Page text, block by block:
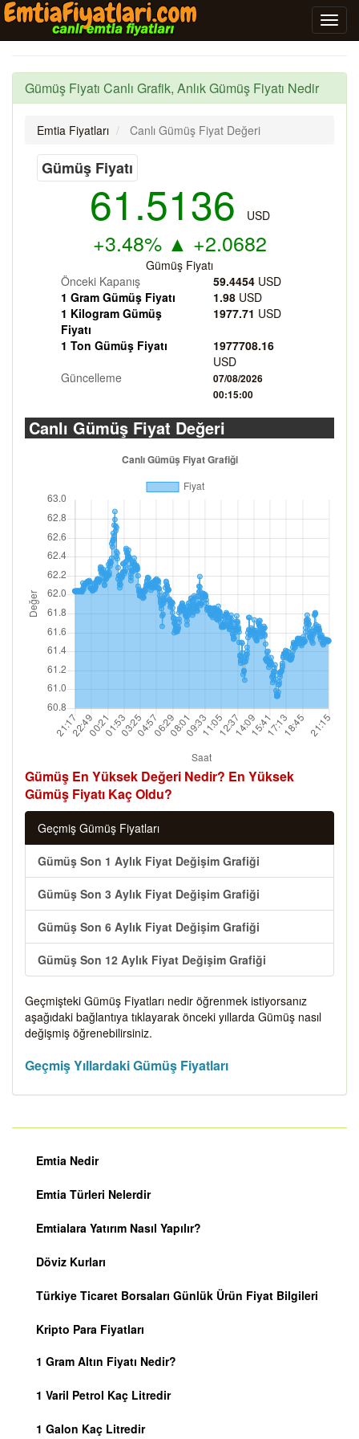
Gümüş Fiyatı Canlı Grafik, Anlık Gümüş Fiyatı Nedir
Emtia Fiyatları Canlı Gümüş Fiyat Değeri
Gümüş Fiyatı
61.5136 USD
+3.48% ▲ +2.0682
Gümüş Fiyatı
Önceki Kapanış
59.4454 USD
1 Gram Gümüş Fiyatı
1.98 USD
1 Kilogram Gümüş
Fiyatı
1977.71 USD
1 Ton Gümüş Fiyatı
1977708.16
USD
Güncelleme
07/08/2026
00:15:00
Canlı Gümüş Fiyat Değeri
Gümüş En Yüksek Değeri Nedir? En Yüksek
Gümüş Fiyatı Kaç Oldu?
Geçmiş Gümüş Fiyatları
Gümüş Son 1 Aylık Fiyat Değişim Grafiği
Gümüş Son 3 Aylık Fiyat Değişim Grafiği
Gümüş Son 6 Aylık Fiyat Değişim Grafiği
Gümüş Son 12 Aylık Fiyat Değişim Grafiği
Geçmişteki Gümüş Fiyatları nedir öğrenmek istiyorsanız
aşağıdaki bağlantıya tıklayarak önceki yıllarda Gümüş nasıl
değişmiş öğrenebilirsiniz.
Geçmiş Yıllardaki Gümüş Fiyatları
Emtia Nedir
Emtia Türleri Nelerdir
Emtialara Yatırım Nasıl Yapılır?
Döviz Kurları
Türkiye Ticaret Borsaları Günlük Ürün Fiyat Bilgileri
Kripto Para Fiyatları
1 Gram Altın Fiyatı Nedir?
1 Varil Petrol Kaç Litredir
1 Galon Kaç Litredir